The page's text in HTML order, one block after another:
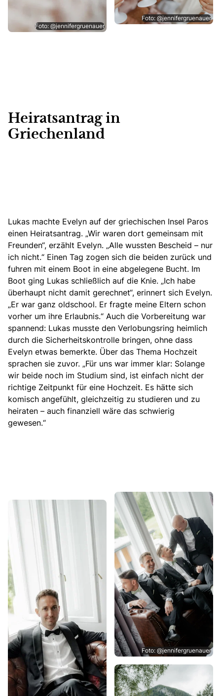
Foto: @jennifergruenauer
Foto: @jennifergruenauer
Heiratsantrag in
Griechenland
Lukas machte Evelyn auf der griechischen Insel Paros
einen Heiratsantrag. „Wir waren dort gemeinsam mit
Freunden“, erzählt Evelyn. „Alle wussten Bescheid – nur
ich nicht.“ Einen Tag zogen sich die beiden zurück und
fuhren mit einem Boot in eine abgelegene Bucht. Im
Boot ging Lukas schließlich auf die Knie. „Ich habe
überhaupt nicht damit gerechnet“, erinnert sich Evelyn.
„Er war ganz oldschool. Er fragte meine Eltern schon
vorher um ihre Erlaubnis.“ Auch die Vorbereitung war
spannend: Lukas musste den Verlobungsring heimlich
durch die Sicherheitskontrolle bringen, ohne dass
Evelyn etwas bemerkte. Über das Thema Hochzeit
sprachen sie zuvor. „Für uns war immer klar: Solange
wir beide noch im Studium sind, ist einfach nicht der
richtige Zeitpunkt für eine Hochzeit. Es hätte sich
komisch angefühlt, gleichzeitig zu studieren und zu
heiraten – auch finanziell wäre das schwierig
gewesen.“
Foto: @jennifergruenauer